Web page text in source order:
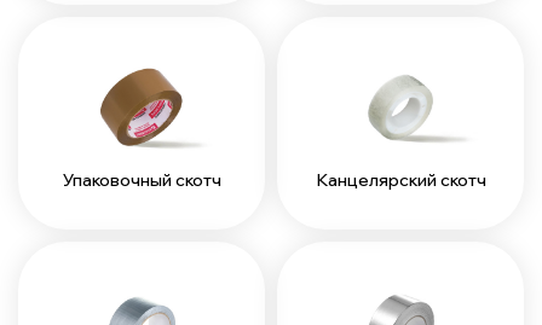
Упаковочный скотч Канцелярский скотч